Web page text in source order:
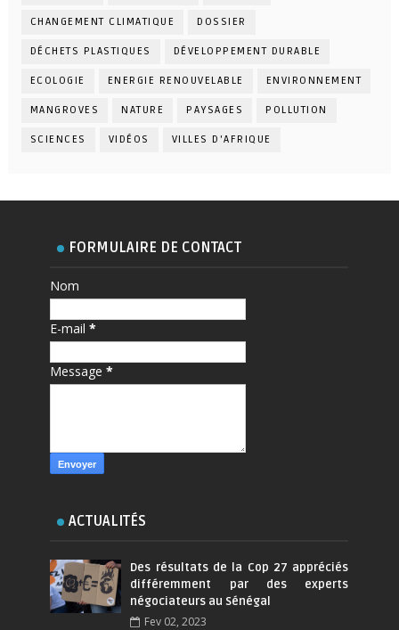
CHANGEMENT CLIMATIQUE DOSSIER
DÉCHETS PLASTIQUES DÉVELOPPEMENT DURABLE
ECOLOGIE ENERGIE RENOUVELABLE ENVIRONNEMENT
MANGROVES NATURE PAYSAGES POLLUTION
SCIENCES VIDÉOS VILLES D'AFRIQUE
FORMULAIRE DE CONTACT
Nom
E-mail*
Message*
ACTUALITÉS
Des résultats de la Cop 27 appréciés
différemment par des experts
négociateurs au Sénégal
Fev 02, 2023